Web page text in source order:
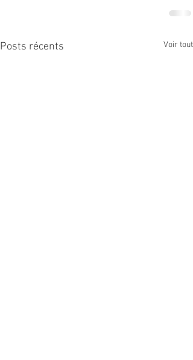
Posts récents Voir tout